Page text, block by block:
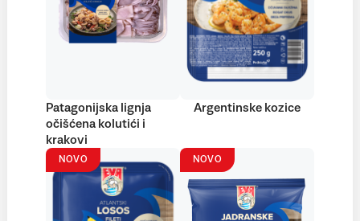
Patagonijska lignja
očišćena kolutići i
krakovi
Argentinske kozice
NOVO NOVO